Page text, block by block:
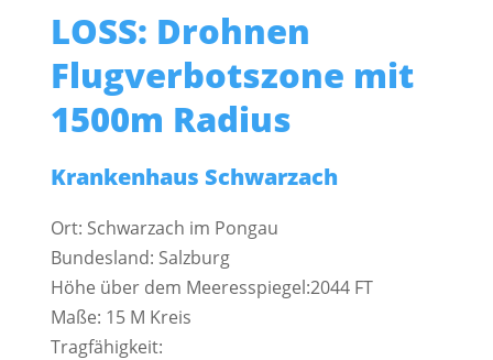
LOSS: Drohnen
Flugverbotszone mit
1500m Radius
Krankenhaus Schwarzach
Ort: Schwarzach im Pongau
Bundesland: Salzburg
Höhe über dem Meeresspiegel:2044 FT
Maße: 15 M Kreis
Tragfähigkeit: